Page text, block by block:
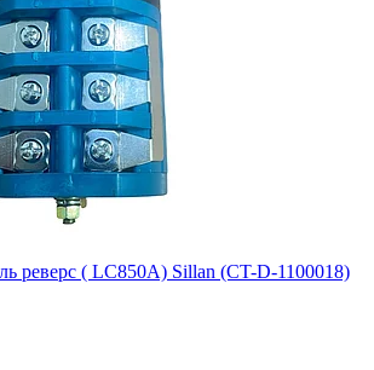
реверс ( LC850A) Sillan (CT-D-1100018)